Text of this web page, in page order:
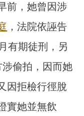
前，她曾因涉
，法院依誣告
有期徒刑，另
偷拍，因而她
因拒檢行徑脫
實她並無飲